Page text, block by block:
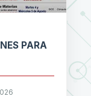
PARA